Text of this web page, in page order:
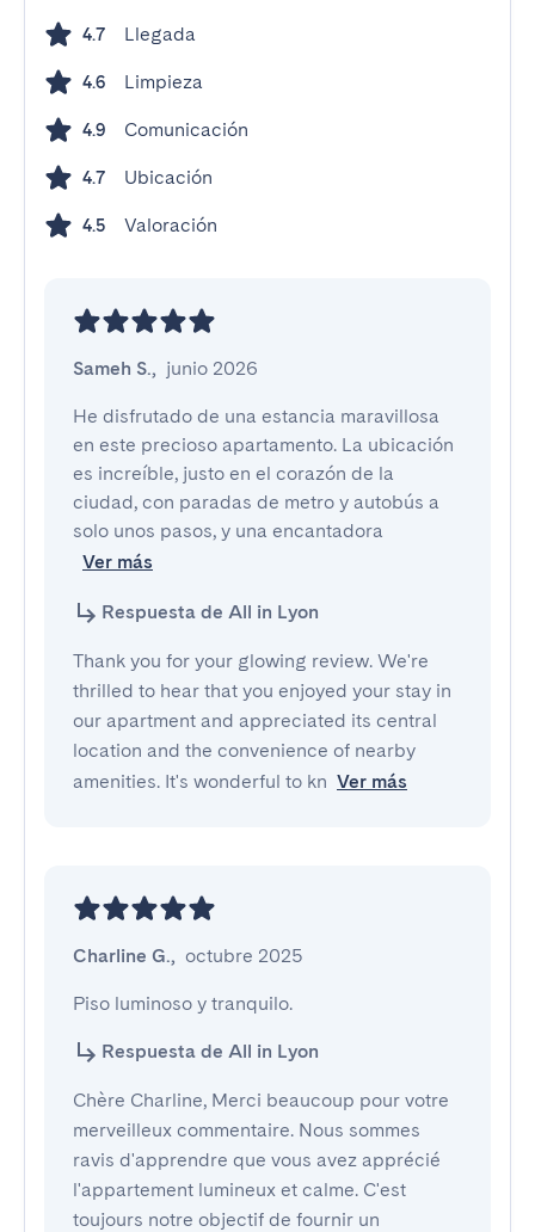
4.7 Llegada
4.6 Limpieza
4.9 Comunicación
4.7 Ubicación
4.5 Valoración
Sameh S., junio 2026
He disfrutado de una estancia maravillosa
en este precioso apartamento. La ubicación
es increíble, justo en el corazón de la
ciudad, con paradas de metro y autobús a
solo unos pasos, y una encantadora
Ver más
Respuesta de All in Lyon
Thank you for your glowing review. We're
thrilled to hear that you enjoyed your stay in
our apartment and appreciated its central
location and the convenience of nearby
amenities. It's wonderful to kn Ver más
Charline G., octubre 2025
Piso luminoso y tranquilo.
Respuesta de All in Lyon
Chère Charline, Merci beaucoup pour votre
merveilleux commentaire. Nous sommes
ravis d'apprendre que vous avez apprécié
l'appartement lumineux et calme. C'est
toujours notre objectif de fournir un